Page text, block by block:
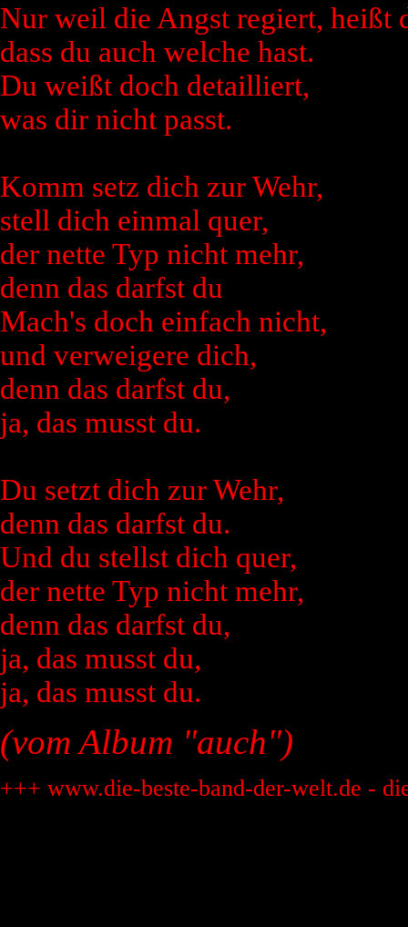
Nur weil die Angst regiert, heißt
dass du auch welche hast.
Du weißt doch detailliert,
was dir nicht passt.
Komm setz dich zur Wehr,
stell dich einmal quer,
der nette Typ nicht mehr,
denn das darfst du
Mach's doch einfach nicht,
und verweigere dich,
denn das darfst du,
ja, das musst du.
Du setzt dich zur Wehr,
denn das darfst du.
Und du stellst dich quer,
der nette Typ nicht mehr,
denn das darfst du,
ja, das musst du,
ja, das musst du.
(vom Album "auch")
+++ www.die-beste-band-der-welt.de -